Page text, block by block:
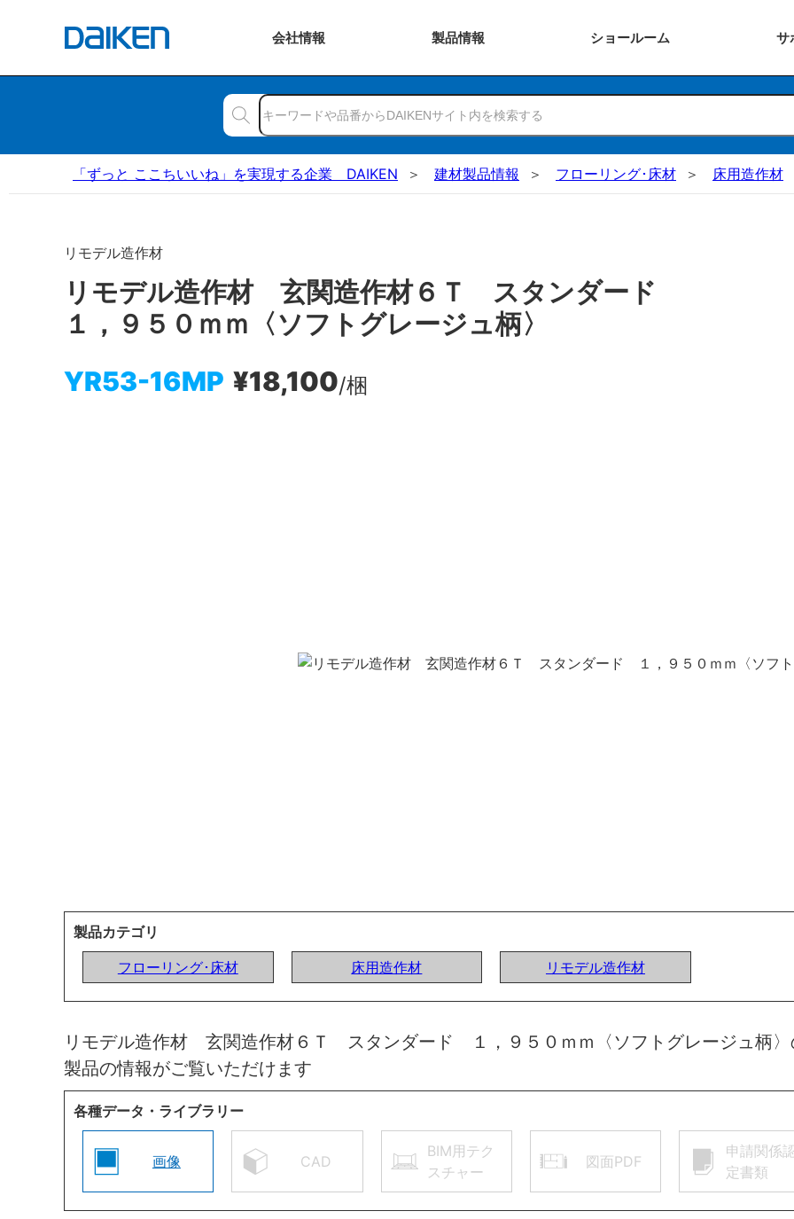
会社情報 製品情報 ショールーム サ
「ずっと ここちいいね」を実現する企業 DAIKEN 建材製品情報 フローリング･床材 床用造作材
リモデル造作材
リモデル造作材 玄関造作材６Ｔ スタンダード
１，９５０ｍｍ〈ソフトグレージュ柄〉
YR53-16MP ¥18,100/梱
製品カテゴリ
フローリング･床材
床用造作材 リモデル造作材
リモデル造作材 玄関造作材６Ｔ スタンダード １，９５０ｍｍ〈ソフトグレージュ柄〉
製品の情報がご覧いただけます
各種データ・ライブラリー
画像 CAD
BIM用テク
スチャー
図面PDF
申請関係
定書類